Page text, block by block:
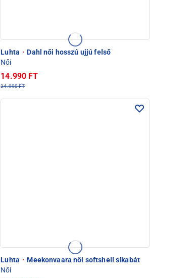
Luhta · Dahl női hosszú ujjú felső
Női
14.990 FT
24.990 FT
Luhta · Meekonvaara női softshell síkabát
Női